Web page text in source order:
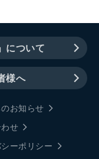
について
様へ
お知らせ
せ
ーポリシー